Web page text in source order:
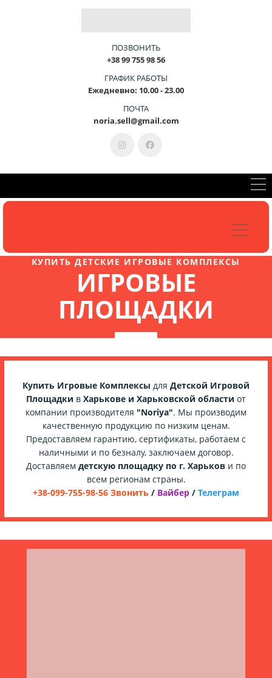
РОЙСТВО
КОНСУЛЬТАЦИЯ +38-099-755-98-56
ПОЗВОНИТЬ
+38 99 755 98 56
ГРАФИК РАБОТЫ
Ежедневно: 10.00 - 23.00
ПОЧТА
noria.sell@gmail.com
КУПИТЬ ДЕТСКИЕ ИГРОВЫЕ КОМПЛЕКСЫ
ИГРОВЫЕ
ПЛОЩАДКИ
Купить Игровые Комплексы для Детской Игровой
Площадки в Харькове и Харьковской области от
компании производителя "Noriya". Мы производим
качественную продукцию по низким ценам.
Предоставляем гарантию, сертификаты, работаем с
наличными и по безналу, заключаем договор.
Доставляем детскую площадку по г. Харьков и по
всем регионам страны.
+38-099-755-98-56 Звонить / Вайбер / Телеграм